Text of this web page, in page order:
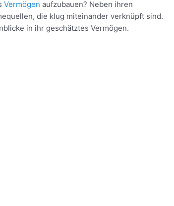
Vermögen aufzubauen? Neben ihren
die klug miteinander verknüpft sind.
in ihr geschätztes Vermögen.